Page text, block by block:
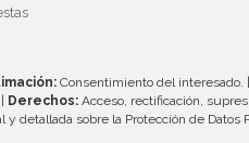
Consentimiento del interesado. |
. | Derechos: Acceso, rectificación,
y detallada sobre la Protección de